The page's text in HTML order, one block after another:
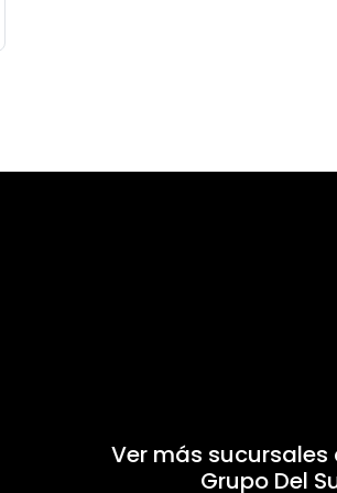
Ver más sucursales
Grupo Del